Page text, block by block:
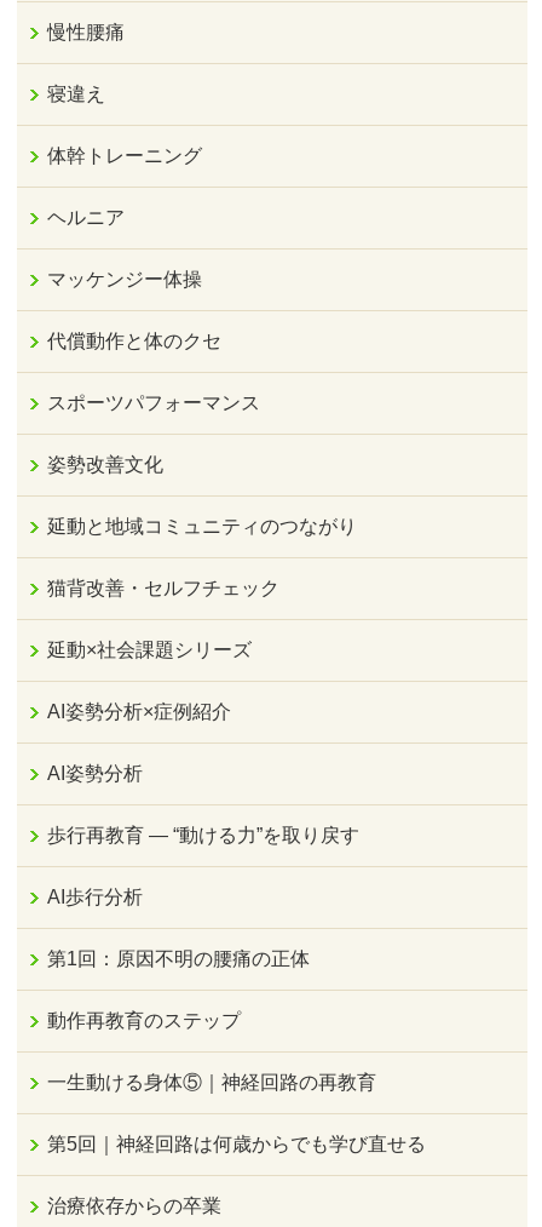
慢性腰痛
寝違え
体幹トレーニング
ヘルニア
マッケンジー体操
代償動作と体のクセ
スポーツパフォーマンス
姿勢改善文化
延動と地域コミュニティのつながり
猫背改善・セルフチェック
延動×社会課題シリーズ
AI姿勢分析×症例紹介
AI姿勢分析
歩行再教育 ― “動ける力”を取り戻す
AI歩行分析
第1回：原因不明の腰痛の正体
動作再教育のステップ
一生動ける身体⑤｜神経回路の再教育
第5回｜神経回路は何歳からでも学び直せる
治療依存からの卒業